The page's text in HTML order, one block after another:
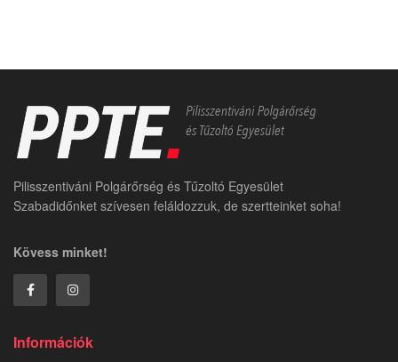
Pilisszentiváni Polgárőrség és Tűzoltó Egyesület
Szabadidőnket szívesen feláldozzuk, de szertteinket soha!
Kövess minket!
Információk